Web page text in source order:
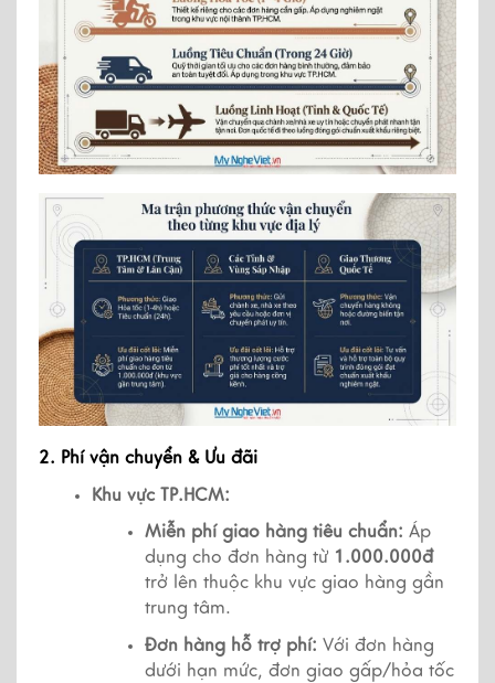
2. Phí vận chuyển & Ưu đãi
Khu vực TP.HCM:
Miễn phí giao hàng tiêu chuẩn: Áp
dụng cho đơn hàng từ 1.000.000đ
trở lên thuộc khu vực giao hàng gần
trung tâm.
Đơn hàng hỗ trợ phí: Với đơn hàng
dưới hạn mức, đơn giao gấp/hỏa tốc